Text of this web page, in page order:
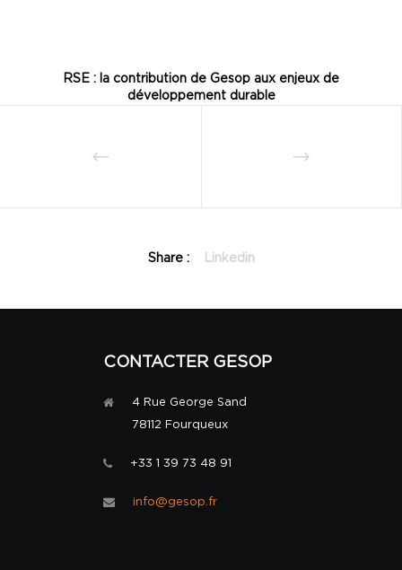
RSE : la contribution de Gesop aux enjeux de
développement durable
Share : Linkedin
CONTACTER GESOP
4 Rue George Sand
78112 Fourqueux
+33 1 39 73 48 91
info@gesop.fr